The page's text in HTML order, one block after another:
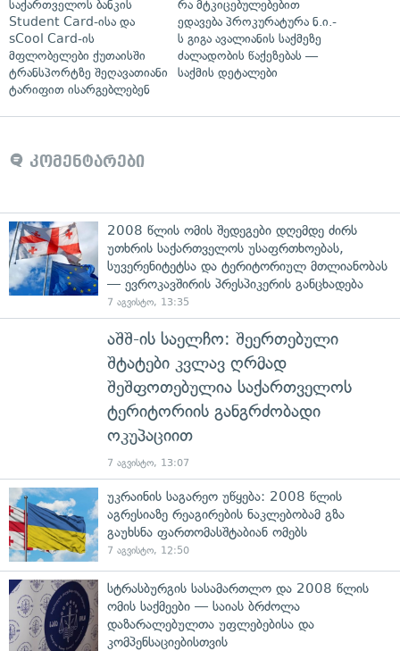
საქართველოს ბანკის
Student Card-ისა და
sCool Card-ის
მფლობელები ქუთაისში
ტრანსპორტზე შეღავათიანი
ტარიფით ისარგებლებენ
რა მტკიცებულებებით
ედავება პროკურატურა ნ.ი.-
ს გიგა ავალიანის საქმეზე
ძალადობის წაქეზებას —
საქმის დეტალები
კომენტარები
2008 წლის ომის შედეგები დღემდე ძირს
უთხრის საქართველოს უსაფრთხოებას,
სუვერენიტეტსა და ტერიტორიულ მთლიანობას
— ევროკავშირის პრესპიკერის განცხადება
7 აგვისტო, 13:35
აშშ-ის საელჩო: შეერთებული
შტატები კვლავ ღრმად
შეშფოთებულია საქართველოს
ტერიტორიის განგრძობადი
ოკუპაციით
7 აგვისტო, 13:07
უკრაინის საგარეო უწყება: 2008 წლის
აგრესიაზე რეაგირების ნაკლებობამ გზა
გაუხსნა ფართომასშტაბიან ომებს
7 აგვისტო, 12:50
სტრასბურგის სასამართლო და 2008 წლის
ომის საქმეები — საიას ბრძოლა
დაზარალებულთა უფლებებისა და
კომპენსაციებისთვის